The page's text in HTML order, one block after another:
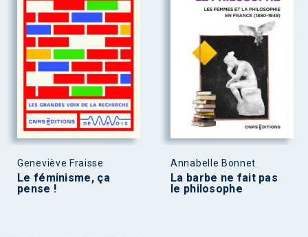
Geneviève Fraisse
Le féminisme, ça
pense !
Annabelle Bonnet
La barbe ne fait pas
le philosophe